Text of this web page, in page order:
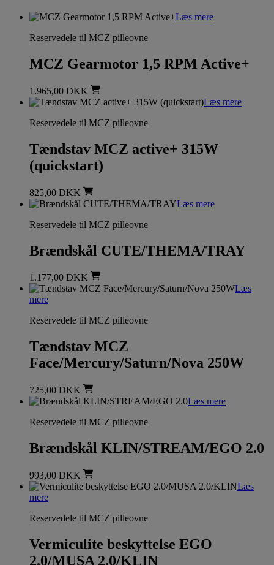
Læs mere
Reservedele til MCZ pilleovne
MCZ Gearmotor 1,5 RPM Active+
1.965,00 DKK
Læs mere
Reservedele til MCZ pilleovne
Tændstav MCZ active+ 315W
(quickstart)
825,00 DKK
Læs mere
Reservedele til MCZ pilleovne
Brændskål CUTE/THEMA/TRAY
1.177,00 DKK
Læs
mere
Reservedele til MCZ pilleovne
Tændstav MCZ
Face/Mercury/Saturn/Nova 250W
725,00 DKK
Læs mere
Reservedele til MCZ pilleovne
Brændskål KLIN/STREAM/EGO 2.0
993,00 DKK
Læs
mere
Reservedele til MCZ pilleovne
Vermiculite beskyttelse EGO
2.0/MUSA 2.0/KLIN